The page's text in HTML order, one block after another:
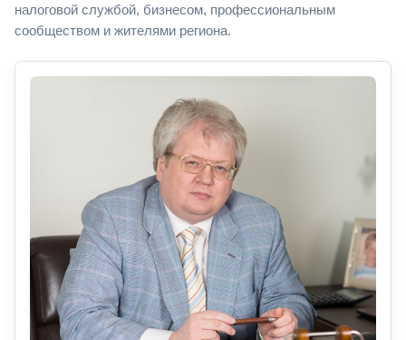
налоговой службой, бизнесом, профессиональным
сообществом и жителями региона.